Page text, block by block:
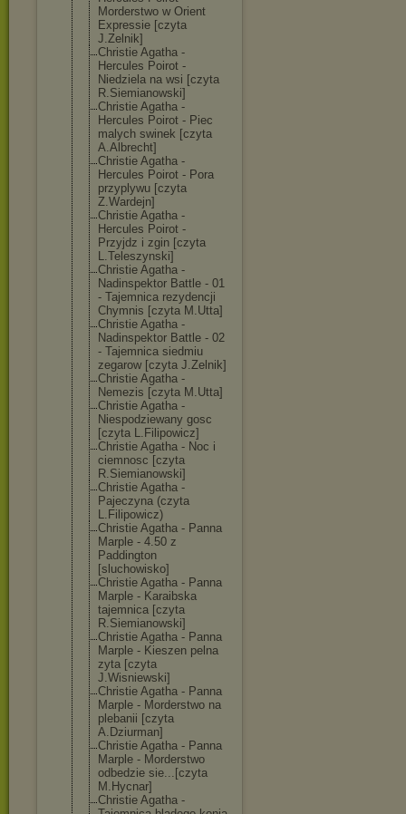
Morderstwo w Orient
Expressie [czyta
J.Zelnik]
Christie Agatha -
Hercules Poirot -
Niedziela na wsi [czyta
R.Siemianowski]
Christie Agatha -
Hercules Poirot - Piec
malych swinek [czyta
A.Albrecht]
Christie Agatha -
Hercules Poirot - Pora
przyplywu [czyta
Z.Wardejn]
Christie Agatha -
Hercules Poirot -
Przyjdz i zgin [czyta
L.Teleszynski]
Christie Agatha -
Nadinspektor Battle - 01
- Tajemnica rezydencji
Chymnis [czyta M.Utta]
Christie Agatha -
Nadinspektor Battle - 02
- Tajemnica siedmiu
zegarow [czyta J.Zelnik]
Christie Agatha -
Nemezis [czyta M.Utta]
Christie Agatha -
Niespodziewany gosc
[czyta L.Filipowicz]
Christie Agatha - Noc i
ciemnosc [czyta
R.Siemianowski]
Christie Agatha -
Pajeczyna (czyta
L.Filipowicz)
Christie Agatha - Panna
Marple - 4.50 z
Paddington
[sluchowisko]
Christie Agatha - Panna
Marple - Karaibska
tajemnica [czyta
R.Siemianowski]
Christie Agatha - Panna
Marple - Kieszen pelna
zyta [czyta
J.Wisniewski]
Christie Agatha - Panna
Marple - Morderstwo na
plebanii [czyta
A.Dziurman]
Christie Agatha - Panna
Marple - Morderstwo
odbedzie sie...[czyta
M.Hycnar]
Christie Agatha -